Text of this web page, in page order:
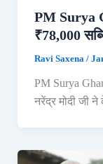
PM Surya
₹78,000
Ravi Saxena /
PM Surya
नरेंद्र मोदी जी